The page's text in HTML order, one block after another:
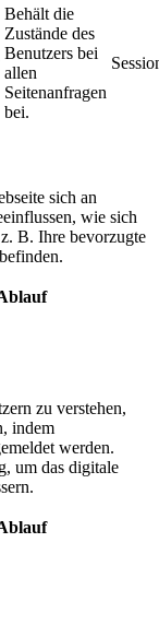
Behält die
Zustände des
Benutzers bei
allen
Seitenanfragen
bei.
sich an
wie sich
B. Ihre bevorzugte
zu verstehen,
indem
werden.
um das digitale